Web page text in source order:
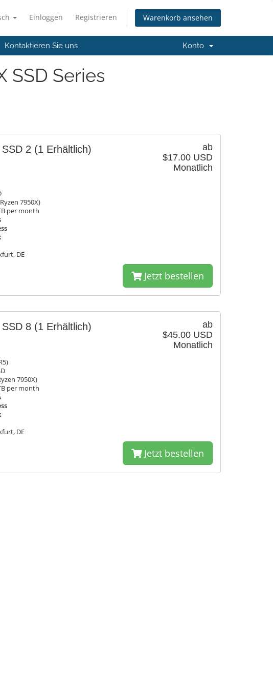
Einloggen Registrieren Warenkorb ansehen
Kontaktieren Sie uns Konto
SSD Series
ab
$17.00 USD
Monatlich
2 (1 Erhältlich)
7950X)
per month
DE
Jetzt bestellen
ab
$45.00 USD
Monatlich
8 (1 Erhältlich)
7950X)
per month
DE
Jetzt bestellen